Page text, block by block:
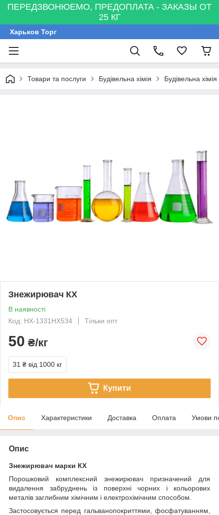
ПЕРЕДЗВОНЮЕМО, ПРЕДОПЛАТА - ЗАКАЗЫ ОТ
25 КГ
Харьков Торг
Товари та послуги Будівельна хімія Будівельна
Знежирювач КХ
В наявності
Код: НХ-1331НХ534
Тільки опт
50 ₴/кг
31 ₴ від 1000 кг
Купити
Опис Характеристики Доставка Оплата Умови
Опис
Знежирювач марки КХ
Порошковий комплексний знежирювач призначений для
видалення забруднень із поверхні чорних і кольорових
металів заглибним хімічним і електрохімічним способом.
Застосовується перед гальванопокриттями, фосфатуванням,